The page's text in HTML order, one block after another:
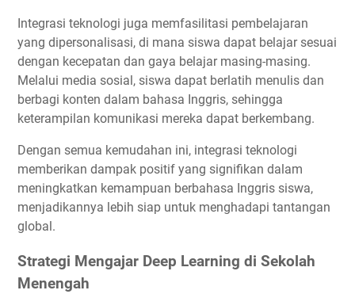
Integrasi teknologi juga memfasilitasi pembelajaran
yang dipersonalisasi, di mana siswa dapat belajar sesuai
dengan kecepatan dan gaya belajar masing-masing.
Melalui media sosial, siswa dapat berlatih menulis dan
berbagi konten dalam bahasa Inggris, sehingga
keterampilan komunikasi mereka dapat berkembang.
Dengan semua kemudahan ini, integrasi teknologi
memberikan dampak positif yang signifikan dalam
meningkatkan kemampuan berbahasa Inggris siswa,
menjadikannya lebih siap untuk menghadapi tantangan
global.
Strategi Mengajar Deep Learning di Sekolah
Menengah